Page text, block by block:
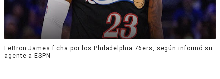
LeBron James ficha por los Philadelphia 76ers, según informó su
agente a ESPN